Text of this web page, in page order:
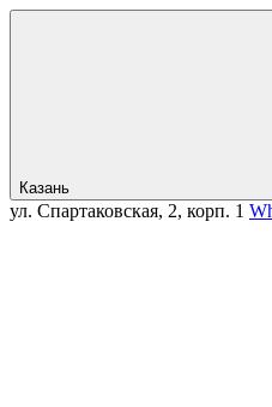
Казань
ул. Спартаковская, 2, корп. 1